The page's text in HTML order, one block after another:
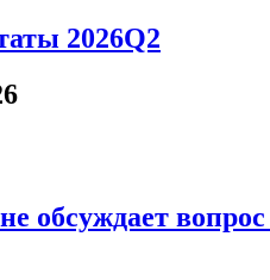
2026Q2
обсуждает